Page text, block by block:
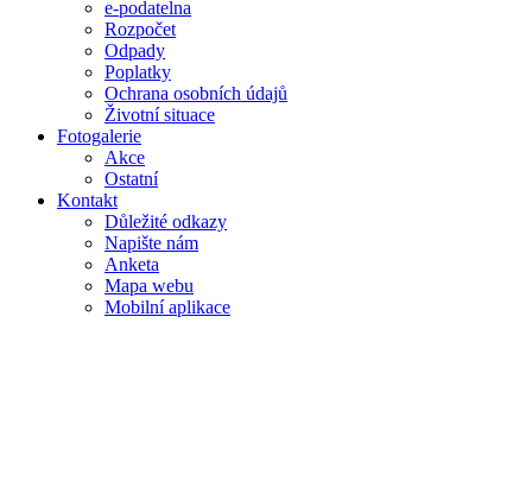
e-podatelna
Rozpočet
Odpady
Poplatky
Ochrana osobních údajů
Životní situace
Fotogalerie
Akce
Ostatní
Kontakt
Důležité odkazy
Napište nám
Anketa
Mapa webu
Mobilní aplikace